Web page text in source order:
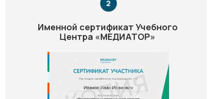
Именной сертификат Учебного
Центра «МЕДИАТОР»